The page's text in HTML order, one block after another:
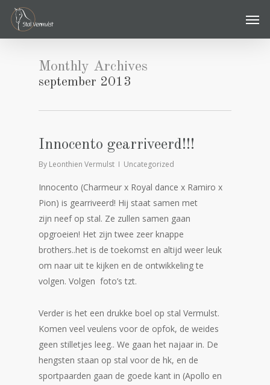
Skip
main
Monthly Archives
september 2013
Innocento gearriveerd!!!
By Leonthien Vermulst Uncategorized
Innocento (Charmeur x Royal dance x Ramiro x
Pion) is gearriveerd! Hij staat samen met
zijn neef op stal. Ze zullen samen gaan
opgroeien! Het zijn twee zeer knappe
brothers..het is de toekomst en altijd weer leuk
om naar uit te kijken en de ontwikkeling te
volgen. Volgen foto’s tzt.
Verder is het een drukke boel op stal Vermulst.
Komen veel veulens voor de opfok, de weides
geen stilletjes leeg.. We gaan het najaar in. De
hengsten staan op stal voor de hk, en de
sportpaarden gaan de goede kant in (Apollo en